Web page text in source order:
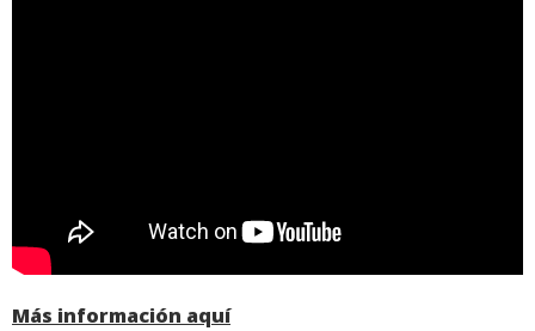
Más información aquí